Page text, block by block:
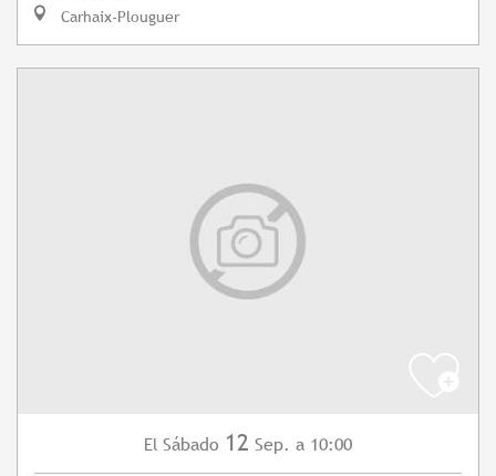
Carhaix-Plouguer
El Sábado 12 Sep. a 10:00